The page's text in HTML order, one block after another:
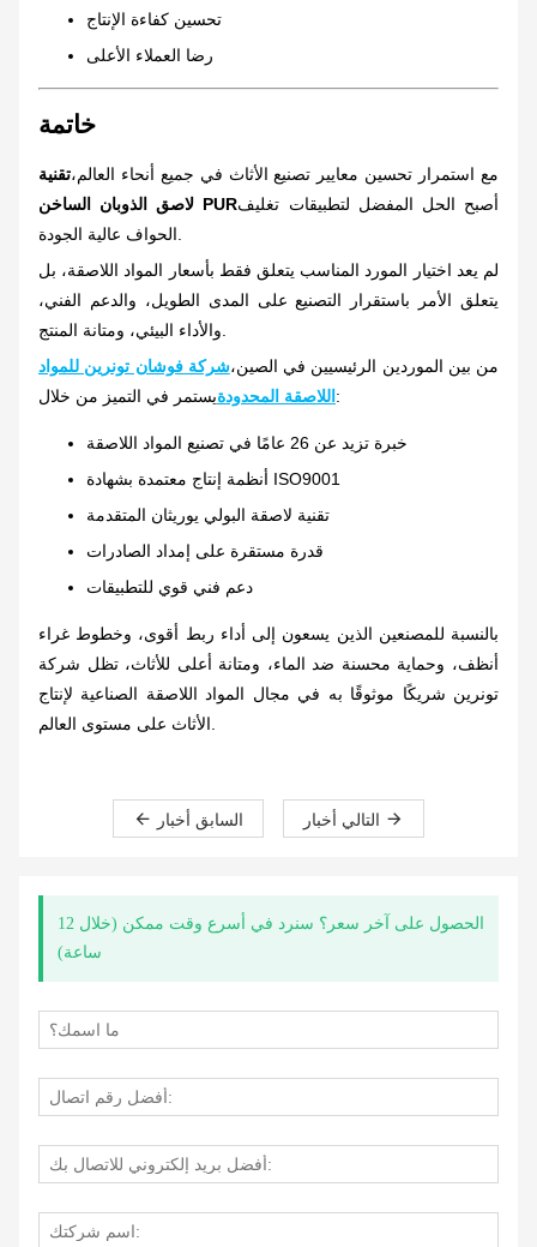
تحسين كفاءة الإنتاج
رضا العملاء الأعلى
خاتمة
مع استمرار تحسين معايير تصنيع الأثاث في جميع أنحاء العالم،تقنية
لاصق الذوبان الساخن PURأصبح الحل المفضل لتطبيقات تغليف
الحواف عالية الجودة.
لم يعد اختيار المورد المناسب يتعلق فقط بأسعار المواد اللاصقة، بل
يتعلق الأمر باستقرار التصنيع على المدى الطويل، والدعم الفني،
والأداء البيئي، ومتانة المنتج.
من بين الموردين الرئيسيين في الصين،شركة فوشان تونرين للمواد
اللاصقة المحدودة يستمر في التميز من خلال:
خبرة تزيد عن 26 عامًا في تصنيع المواد اللاصقة
أنظمة إنتاج معتمدة بشهادة ISO9001
تقنية لاصقة البولي يوريثان المتقدمة
قدرة مستقرة على إمداد الصادرات
دعم فني قوي للتطبيقات
بالنسبة للمصنعين الذين يسعون إلى أداء ربط أقوى، وخطوط غراء
أنظف، وحماية محسنة ضد الماء، ومتانة أعلى للأثاث، تظل شركة
تونرين شريكًا موثوقًا به في مجال المواد اللاصقة الصناعية لإنتاج
الأثاث على مستوى العالم.
السابق أخبار
الحصول على آخر سعر؟ سنرد في أسرع وقت ممكن (خلال 12
ساعة)